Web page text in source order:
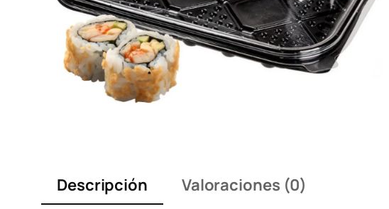
Descripción
Valoraciones (0)